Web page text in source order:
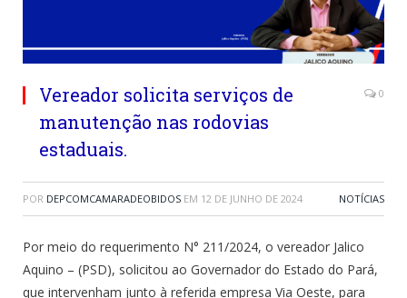
Vereador solicita serviços de
manutenção nas rodovias
estaduais.
0
POR DEPCOMCAMARADEOBIDOS EM 12 DE JUNHO DE 2024 NOTÍCIAS
Por meio do requerimento N° 211/2024, o vereador Jalico
Aquino – (PSD), solicitou ao Governador do Estado do Pará,
que intervenham junto à referida empresa Via Oeste, para